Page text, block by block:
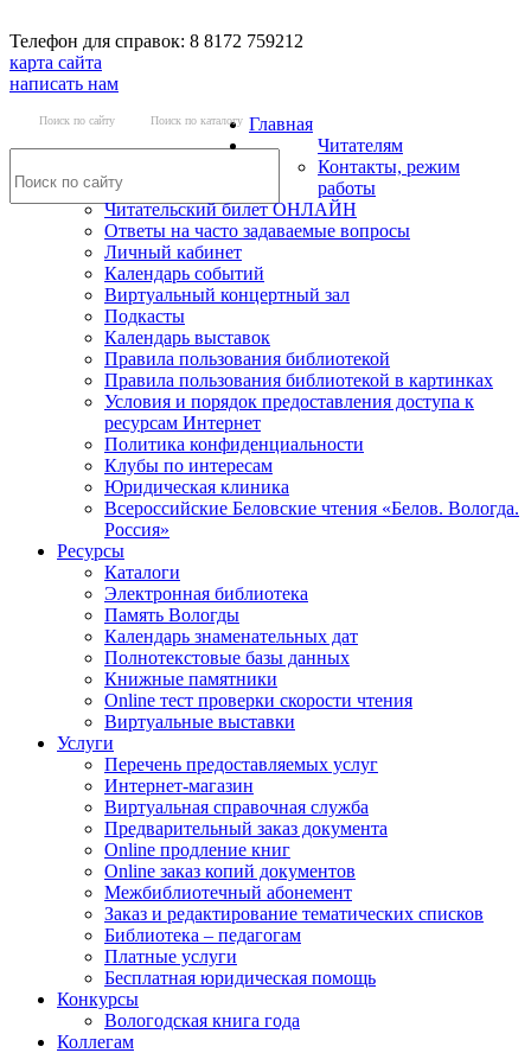
Телефон для справок: 8 8172 759212
карта сайта
написать нам
Поиск по сайту Поиск по каталогу Главная
Читателям
Контакты, режим
работы
Читательский билет ОНЛАЙН
Ответы на часто задаваемые вопросы
Личный кабинет
Календарь событий
Виртуальный концертный зал
Подкасты
Календарь выставок
Правила пользования библиотекой
Правила пользования библиотекой в картинках
Условия и порядок предоставления доступа к
ресурсам Интернет
Политика конфиденциальности
Клубы по интересам
Юридическая клиника
Всероссийские Беловские чтения «Белов. Вологда.
Россия»
Ресурсы
Каталоги
Электронная библиотека
Память Вологды
Календарь знаменательных дат
Полнотекстовые базы данных
Книжные памятники
Online тест проверки скорости чтения
Виртуальные выставки
Услуги
Перечень предоставляемых услуг
Интернет-магазин
Виртуальная справочная служба
Предварительный заказ документа
Online продление книг
Online заказ копий документов
Межбиблиотечный абонемент
Заказ и редактирование тематических списков
Библиотека – педагогам
Платные услуги
Бесплатная юридическая помощь
Конкурсы
Вологодская книга года
Коллегам